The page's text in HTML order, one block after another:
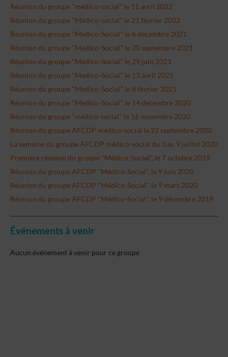
Réunion du groupe "médico-social" le 11 avril 2022
Réunion du groupe "Médico-social" le 21 février 2022
Réunion du groupe "Medico-Social" le 6 décembre 2021
Réunion du groupe "Medico-Social" le 20 septembre 2021
Réunion du groupe "Médico-Social" le 29 juin 2021
Réunion du groupe "Medico-Social" le 13 avril 2021
Réunion du groupe "Medico-Social" le 8 février 2021
Réunion du groupe "Medico-Social" le 14 décembre 2020
Réunion du groupe "médico-social" le 16 novembre 2020
Réunion du groupe AFCDP médico-social le 22 septembre 2020
La semaine du groupe AFCDP médico-social du 3 au 9 juillet 2020
Première réunion du groupe "Médico-Social", le 7 octobre 2019
Réunion du groupe AFCDP "Médico-Social", le 9 juin 2020
Réunion du groupe AFCDP "Médico-Social", le 9 mars 2020
Réunion du groupe AFCDP "Médico-Social", le 9 décembre 2019
Événements à venir
Aucun événement à venir pour ce groupe